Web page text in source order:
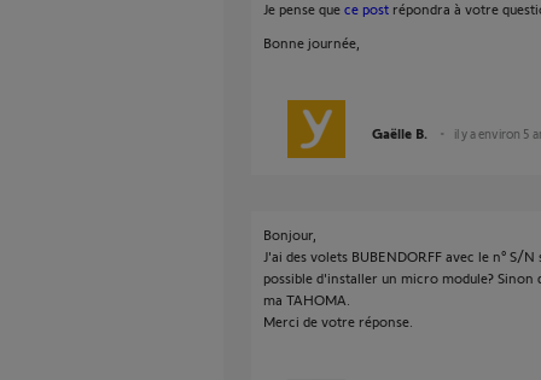
Je pense que ce post répondra à votre
Bonne journée,
Gaëlle B. il y a environ 5
Bonjour,
J'ai des volets BUBENDORFF avec le n° S/
possible d'installer un micro module? Sinon
ma TAHOMA.
Merci de votre réponse.